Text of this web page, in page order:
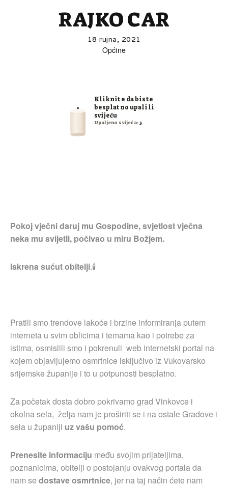
RAJKO CAR
18 rujna, 2021
Općine
Kliknite da biste
besplatno upalili
svijeću
Upaljeno svijeća:3
Pokoj vječni daruj mu Gospodine, svjetlost vječna
neka mu svijetli, počivao u miru Božjem.
Iskrena sućut obitelji.🕯
Pratili smo trendove lakoće i brzine informiranja putem
interneta u svim oblicima i temama kao i potrebe za
istima, osmislili smo i pokrenuli web internetski portal na
kojem objavljujemo osmrtnice isključivo iz Vukovarsko
srijemske županije i to u potpunosti besplatno.
Za početak dosta dobro pokrivamo grad Vinkovce i
okolna sela, želja nam je proširiti se i na ostale Gradove i
sela u županiji uz vašu pomoć.
Prenesite informaciju među svojim prijateljima,
poznanicima, obitelji o postojanju ovakvog portala da
nam sedostave osmrtnice, jer na taj način ćete nam